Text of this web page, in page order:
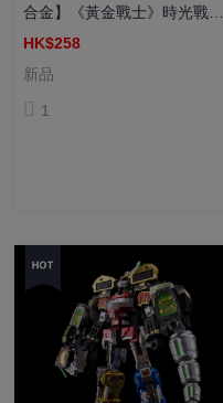
合金】《黃金戰士》時光戰士
預組裝模型
HK$258
新品
1